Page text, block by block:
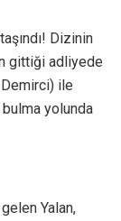
Dizinin
gittiği adliyede
Demirci) ile
bulma yolunda
Yalan,